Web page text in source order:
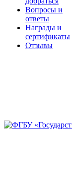
Вопросы и
ответы
Награды и
сертификаты
Отзывы